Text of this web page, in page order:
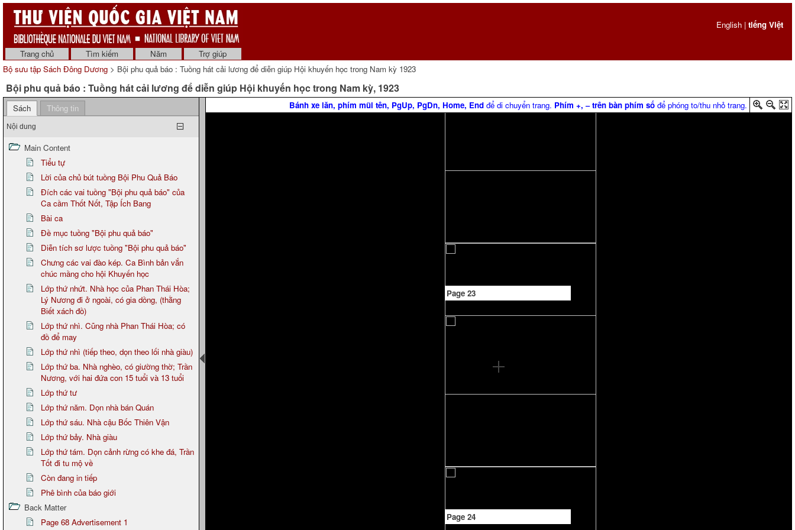
English | tiếng Việt
Trang chủ Tìm kiếm Năm
Trợ giúp
Bộ sưu tập Sách Đông Dương > Bội phu quả báo : Tuồng hát cải lương để diễn giúp Hội khuyến học trong Nam kỳ 1923
Bội phu quả báo : Tuồng hát cải lương để diễn giúp Hội khuyến học trong Nam kỳ, 1923
Sách Thông tin
Nội dung
Main Content
Tiểu tự
Lời của chủ bút tuồng Bội Phu Quả Báo
Đích các vai tuồng "Bội phu quả báo" của
Ca cầm Thốt Nốt, Tập Ích Bang
Bài ca
Đề mục tuồng "Bội phu quả báo"
Diễn tích sơ lược tuồng "Bội phu quả báo"
Chưng các vai đào kép. Ca Bình bản vắn
chúc mầng cho hội Khuyến học
Lớp thứ nhứt. Nhà học của Phan Thái Hòa;
Lý Nương đi ở ngoài, có gia dồng, (thằng
Biết xách đồ)
Lớp thứ nhì. Cũng nhà Phan Thái Hòa; có
đồ để may
Lớp thứ nhì (tiếp theo, dọn theo lối nhà giàu)
Lớp thứ ba. Nhà nghèo, có giường thờ; Trần
Nương, với hai đứa con 15 tuổi và 13 tuổi
Lớp thứ tư
Lớp thứ năm. Dọn nhà bán Quán
Lớp thứ sáu. Nhà cậu Bốc Thiên Vận
Lớp thứ bảy. Nhà giàu
Lớp thứ tám. Dọn cảnh rừng có khe đá, Trần
Tốt đi tu mộ về
Còn đang in tiếp
Phê bình của báo giới
Back Matter
Page 68 Advertisement 1
Bánh xe lăn, phím mũi tên, PgUp, PgDn, Home, End để di chuyển trang. Phím +, ‒ trên bàn phím số để phóng to/thu nhỏ trang.
Page 24
Page 23